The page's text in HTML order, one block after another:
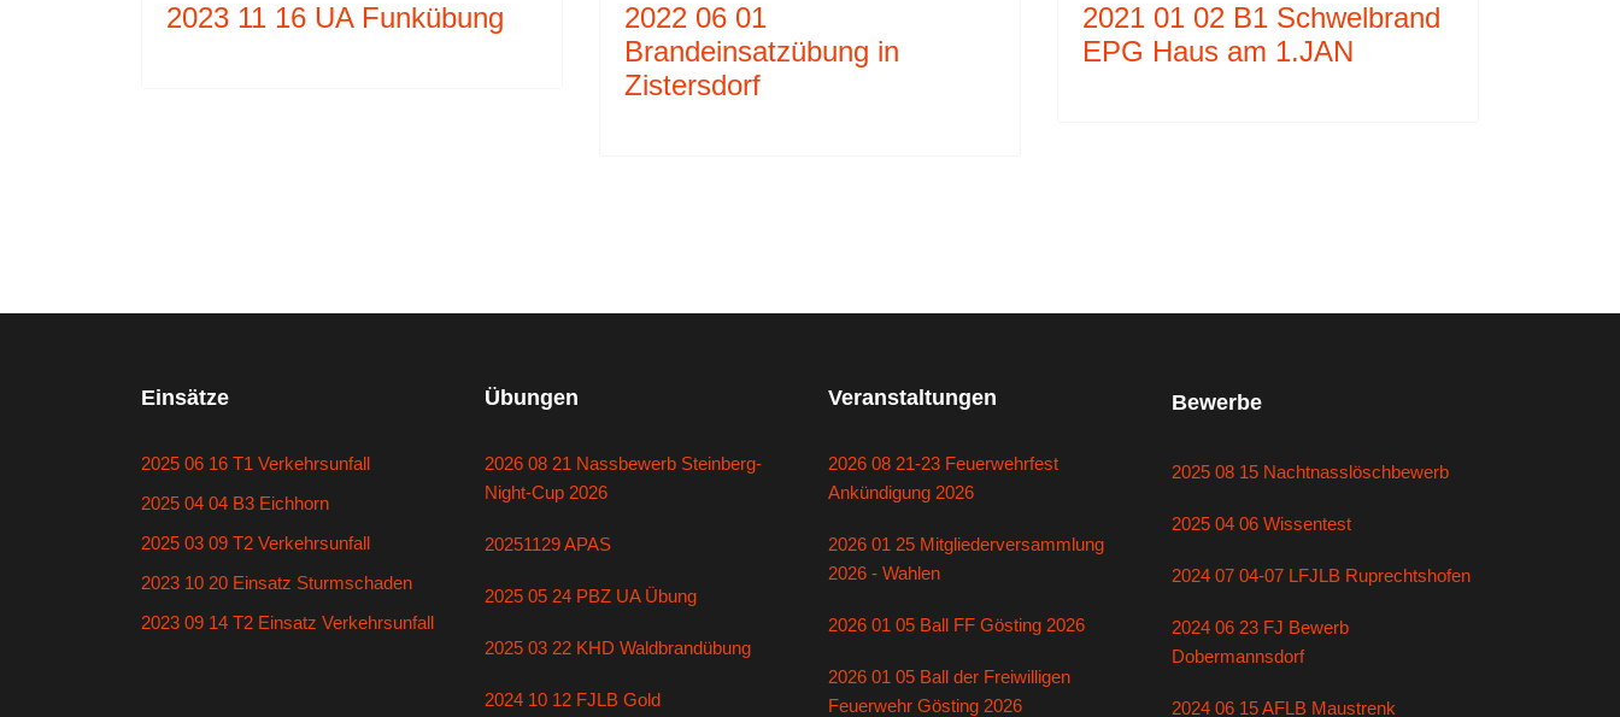
2023 11 16 UA Funkübung
2022 06 01
Brandeinsatzübung in
Zistersdorf
2021 01 02 B1 Schwelbrand
EPG Haus am 1.JAN
Einsätze
2025 06 16 T1 Verkehrsunfall
2025 04 04 B3 Eichhorn
2025 03 09 T2 Verkehrsunfall
2023 10 20 Einsatz Sturmschaden
2023 09 14 T2 Einsatz Verkehrsunfall
Übungen
2026 08 21 Nassbewerb Steinberg-
Night-Cup 2026
20251129 APAS
2025 05 24 PBZ UA Übung
2025 03 22 KHD Waldbrandübung
2024 10 12 FJLB Gold
Veranstaltungen
2026 08 21-23 Feuerwehrfest
Ankündigung 2026
2026 01 25 Mitgliederversammlung
2026 - Wahlen
2026 01 05 Ball FF Gösting 2026
2026 01 05 Ball der Freiwilligen
Feuerwehr Gösting 2026
Bewerbe
2025 08 15 Nachtnasslöschbewerb
2025 04 06 Wissentest
2024 07 04-07 LFJLB Ruprechtshofen
2024 06 23 FJ Bewerb
Dobermannsdorf
2024 06 15 AFLB Maustrenk